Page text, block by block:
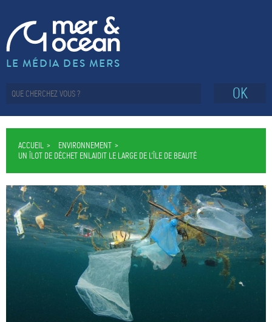
LE MÉDIA DES MERS
OK
ACCUEIL
ENVIRONNEMENT
UN ÎLOT DE DÉCHET ENLAIDIT LE LARGE DE L’ÎLE DE BEAUTÉ